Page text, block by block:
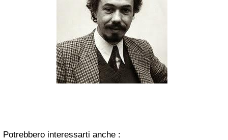
Potrebbero interessarti anche :